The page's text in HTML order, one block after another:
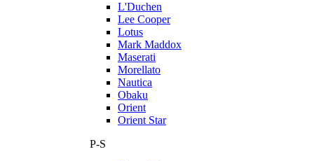
L'Duchen
Lee Cooper
Lotus
Mark Maddox
Maserati
Morellato
Nautica
Obaku
Orient
Orient Star
P-S